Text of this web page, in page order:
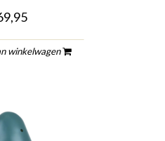
winkelwagen